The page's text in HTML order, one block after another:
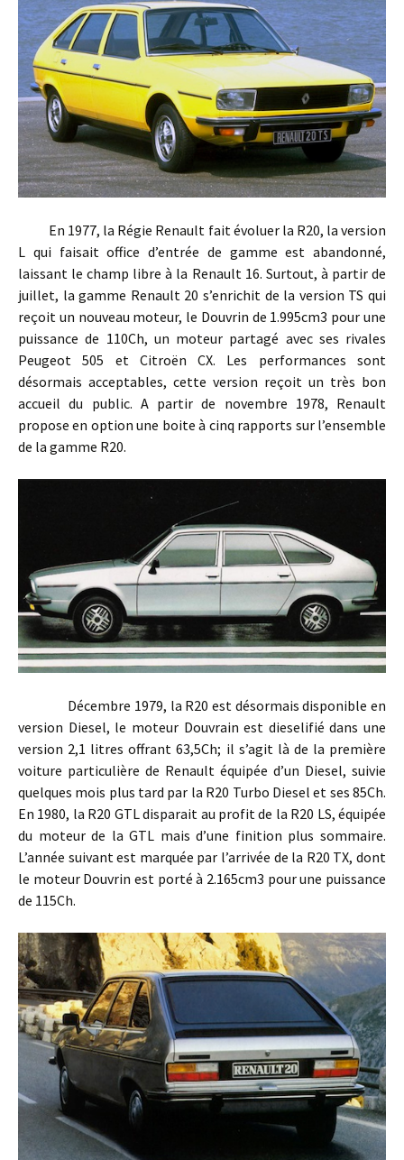
En 1977, la Régie Renault fait évoluer la R20, la version
L qui faisait office d’entrée de gamme est abandonné,
laissant le champ libre à la Renault 16. Surtout, à partir de
juillet, la gamme Renault 20 s’enrichit de la version TS qui
reçoit un nouveau moteur, le Douvrin de 1.995cm3 pour une
puissance de 110Ch, un moteur partagé avec ses rivales
Peugeot 505 et Citroën CX. Les performances sont
désormais acceptables, cette version reçoit un très bon
accueil du public. A partir de novembre 1978, Renault
propose en option une boite à cinq rapports sur l’ensemble
de la gamme R20.
Décembre 1979, la R20 est désormais disponible en
version Diesel, le moteur Douvrain est dieselifié dans une
version 2,1 litres offrant 63,5Ch; il s’agit là de la première
voiture particulière de Renault équipée d’un Diesel, suivie
quelques mois plus tard par la R20 Turbo Diesel et ses 85Ch.
En 1980, la R20 GTL disparait au profit de la R20 LS, équipée
du moteur de la GTL mais d’une finition plus sommaire.
L’année suivant est marquée par l’arrivée de la R20 TX, dont
le moteur Douvrin est porté à 2.165cm3 pour une puissance
de 115Ch.